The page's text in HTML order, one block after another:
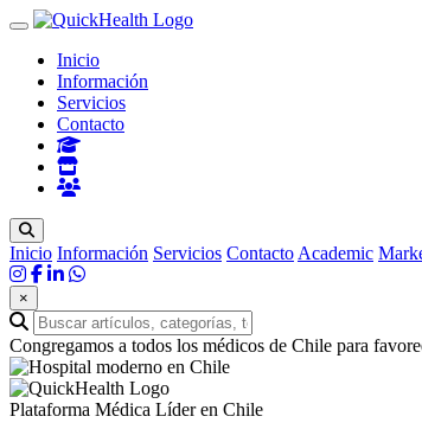
Inicio
Información
Servicios
Contacto
Inicio Información Servicios Contacto Academic
×
Congregamos a todos los médicos de Chile para
Plataforma Médica Líder en Chile